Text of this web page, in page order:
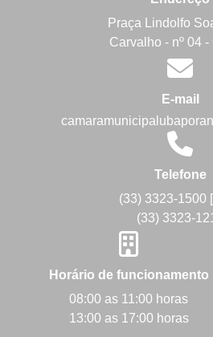
Praça Lindolfo
Carvalho - nº 04 -
E-mail
Telefone
(33) 3323-1500
(33) 3323-
Horário de funcionamento
08:00 as 11:00 horas
13:00 as 17:00 horas